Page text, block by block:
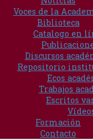
Voces de la
Biblioteca
Catalogo en
Discursos
Repositorio
Ecos
Trabajos
Escritos
Formación
Contacto